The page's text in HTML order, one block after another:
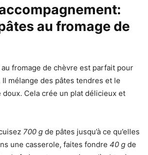
au fromage de
au fromage de chèvre est parfait pour
mélange des pâtes tendres et le
Cela crée un plat délicieux et
700 g de pâtes jusqu’à ce qu’elles
une casserole, faites fondre 40 g de